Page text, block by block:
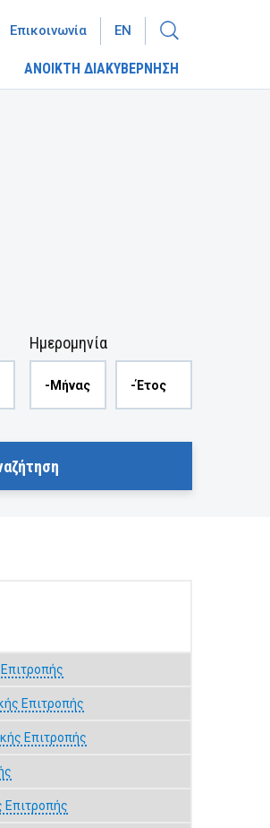
ΑΝΟΙΚΤΗ ΔΙΑΚΥΒΕΡΝΗΣΗ
Επικοινωνία EN
Ημερομηνία
Επιτροπής
Επιτροπής
Επιτροπής